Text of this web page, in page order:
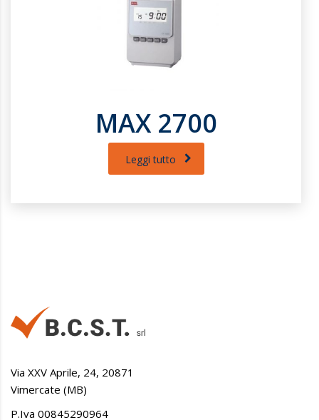
MAX 2700
Leggi tutto
Via XXV Aprile, 24, 20871
Vimercate (MB)
P.Iva 00845290964